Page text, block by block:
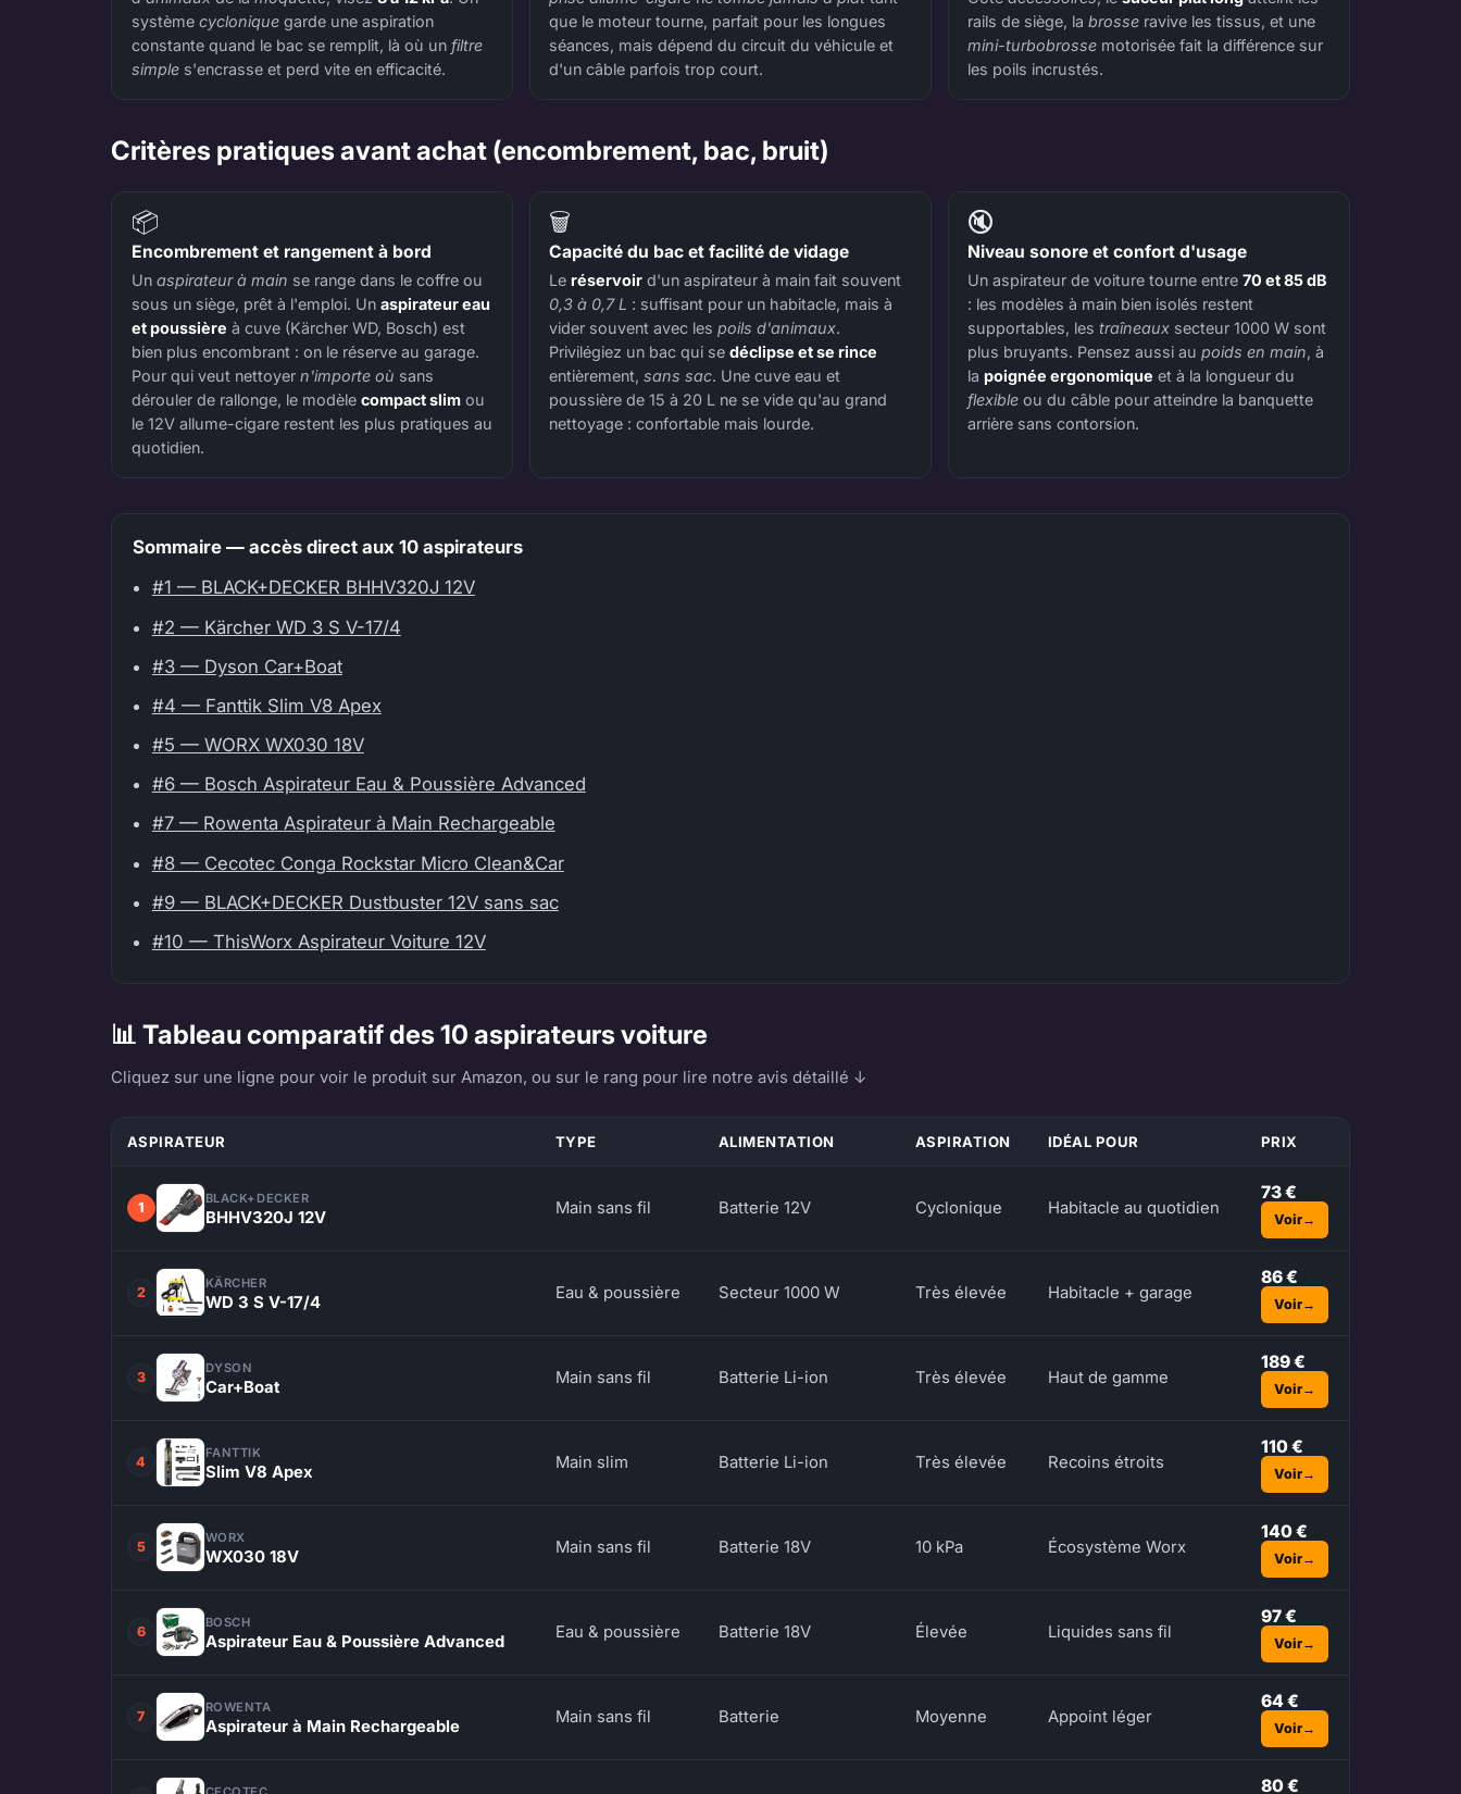
système cycloniquegarde une aspiration
constante quand le bac se remplit, là où un filtre
simples'encrasse et perd vite en efficacité.
que le moteur tourne, parfait pour les longues
séances, mais dépend du circuit du véhicule et
d'un câble parfois trop court.
rails de siège, labrosse ravive les tissus, et une
mini-turbobrosse motorisée fait la différence sur
les poils incrustés.
Critères pratiques avant achat (encombrement, bac, bruit)
📦
Encombrement et rangement à bord
Un aspirateur à main se range dans le coffre ou
sous un siège, prêt à l'emploi. Un aspirateur eau
et poussière à cuve (Kärcher WD, Bosch) est
bien plus encombrant : on le réserve au garage.
Pour qui veut nettoyer n'importe où sans
dérouler de rallonge, le modèle compact slimou
le 12V allume-cigare restent les plus pratiques au
quotidien.
🗑️
Capacité du bac et facilité de vidage
Leréservoir d'un aspirateur à main fait souvent
0,3 à 0,7 L : suffisant pour un habitacle, mais à
vider souvent avec lespoils d'animaux.
Privilégiez un bac qui sedéclipse et se rince
entièrement,sans sac. Une cuve eau et
poussière de 15 à 20 L ne se vide qu'au grand
nettoyage : confortable mais lourde.
🔇
Niveau sonore et confort d'usage
Un aspirateur de voiture tourne entre70 et 85 dB
: les modèles à main bien isolés restent
supportables, lestraîneaux secteur 1000 W sont
plus bruyants. Pensez aussi aupoids en main, à
lapoignée ergonomique et à la longueur du
flexible ou du câble pour atteindre la banquette
arrière sans contorsion.
Sommaire — accès direct aux 10 aspirateurs
#1 — BLACK+DECKER BHHV320J 12V
#2 — Kärcher WD 3 S V-17/4
#3 — Dyson Car+Boat
#4 — Fanttik Slim V8 Apex
#5 — WORX WX030 18V
#6 — Bosch Aspirateur Eau & Poussière Advanced
#7 — Rowenta Aspirateur à Main Rechargeable
#8 — Cecotec Conga Rockstar Micro Clean&Car
#9 — BLACK+DECKER Dustbuster 12V sans sac
#10 — ThisWorx Aspirateur Voiture 12V
📊 Tableau comparatif des 10 aspirateurs voiture
Cliquez sur une ligne pour voir le produit sur Amazon, ou sur le rang pour lire notre avis détaillé ↓
ASPIRATEUR TYPE ALIMENTATION ASPIRATION IDÉAL POUR PRIX
1
BLACK+DECKER
BHHV320J 12V Main sans fil Batterie 12V Cyclonique Habitacle au quotidien
73 €
Voir
2
KÄRCHER
WD 3 S V-17/4 Eau & poussière Secteur 1000 W Très élevée Habitacle + garage
86 €
Voir
3
DYSON
Car+Boat Main sans fil Batterie Li-ion Très élevée Haut de gamme
189 €
Voir
4
FANTTIK
Slim V8 Apex Main slim Batterie Li-ion Très élevée Recoins étroits
110 €
Voir
5
WORX
WX030 18V Main sans fil Batterie 18V 10 kPa Écosystème Worx
140 €
Voir
6
BOSCH
Aspirateur Eau & Poussière Advanced Eau & poussière Batterie 18V Élevée Liquides sans fil
97 €
Voir
7
ROWENTA
Aspirateur à Main Rechargeable Main sans fil Batterie Moyenne Appoint léger
64 €
Voir
80 €